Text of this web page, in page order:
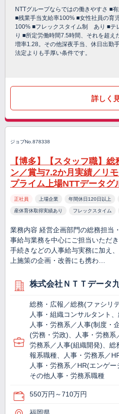
NTTグループならではの働きやすさ ■
■残業手当支給率100% ■女性社員の育
100% ■フレックスタイム制 あり ■テ
り ■所定労働時間7.5時間、それを超え
増率1.28。その他深夜手当、休日出勤
法定よりも手厚い条件です。
詳しく
ジョブNo.878338
【博多】【スタッフ職】
ン／賞与7.2か月実績／リ
プライム上場NTTデータ
正社員 上場企業 年間休日120日以上
産休育休取得実績あり フレックスタイム
業務内容 経営企画部門の総務担当
事給与業務を中心にご担当いただ
手続きなどの人事給与実務に加え
上施策の企画・改善にも携わ…
株式会社ＮＴＴデータ
総務・広報／総務(ファシリ
人事・組織コンサルタント
人事・労務系／人事(制度・
(労務・労政)、人事・労務系
労務系／人事(組織開発)、
報系職種、人事・労務系／
人事・労務系／HR(エンゲ
その他人事・労務系職種
550万円～710万円